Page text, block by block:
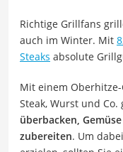
Richtige Grillfans
auch im Winter. Mit
Steaks absolute
Mit einem
Steak, Wurst und
überbacken,
zubereiten. Um